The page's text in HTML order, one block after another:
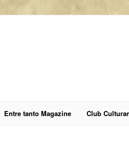
Entre tanto Magazine Club